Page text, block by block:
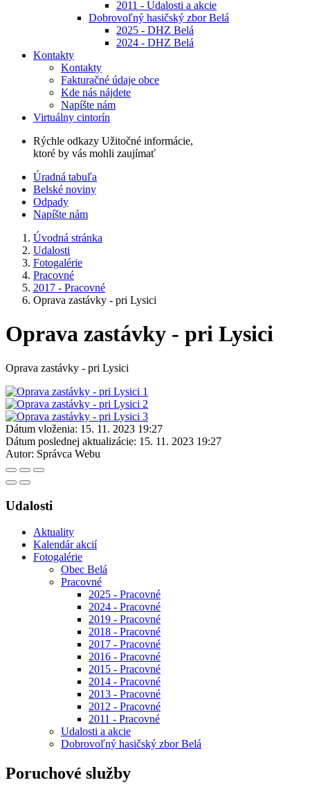
2011 - Udalosti a akcie
Dobrovoľný hasičský zbor Belá
2025 - DHZ Belá
2024 - DHZ Belá
Kontakty
Kontakty
Fakturačné údaje obce
Kde nás nájdete
Napíšte nám
Virtuálny cintorín
Rýchle odkazy Užitočné informácie,
ktoré by vás mohli zaujímať
Úradná tabuľa
Belské noviny
Odpady
Napíšte nám
Úvodná stránka
Udalosti
Fotogalérie
Pracovné
2017 - Pracovné
Oprava zastávky - pri Lysici
Oprava zastávky - pri Lysici
Oprava zastávky - pri Lysici
Dátum vloženia: 15. 11. 2023 19:27
Dátum poslednej aktualizácie: 15. 11. 2023 19:27
Autor: Správca Webu
Udalosti
Aktuality
Kalendár akcií
Fotogalérie
Obec Belá
Pracovné
2025 - Pracovné
2024 - Pracovné
2019 - Pracovné
2018 - Pracovné
2017 - Pracovné
2016 - Pracovné
2015 - Pracovné
2014 - Pracovné
2013 - Pracovné
2012 - Pracovné
2011 - Pracovné
Udalosti a akcie
Dobrovoľný hasičský zbor Belá
Poruchové služby